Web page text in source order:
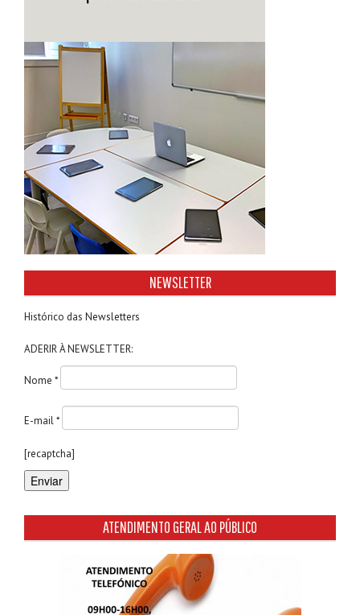
NEWSLETTER
Histórico das Newsletters
ADERIR À NEWSLETTER:
Nome *
E-mail *
[recaptcha]
ATENDIMENTO GERAL AO PÚBLICO